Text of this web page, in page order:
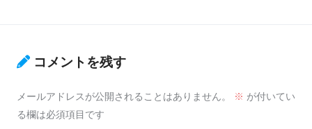
コメントを残す
メールアドレスが公開されることはありません。 ※ が付いてい
る欄は必須項目です